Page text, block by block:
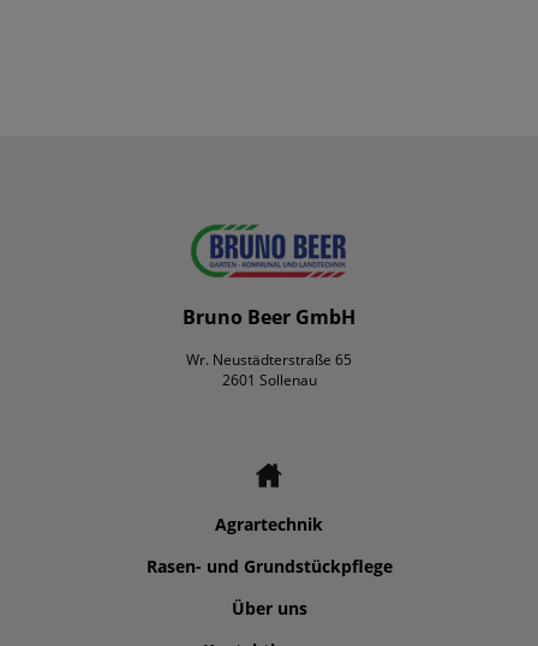
Bruno Beer GmbH
Wr. Neustädterstraße 65
2601 Sollenau
Agrartechnik
Rasen- und Grundstückpflege
Über uns